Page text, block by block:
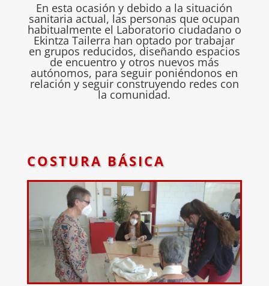
En esta ocasión y debido a la situación
sanitaria actual, las personas que ocupan
habitualmente el Laboratorio ciudadano o
Ekintza Tailerra han optado por trabajar
en grupos reducidos, diseñando espacios
de encuentro y otros nuevos más
autónomos, para seguir poniéndonos en
relación y seguir construyendo redes con
la comunidad.
COSTURA BÁSICA